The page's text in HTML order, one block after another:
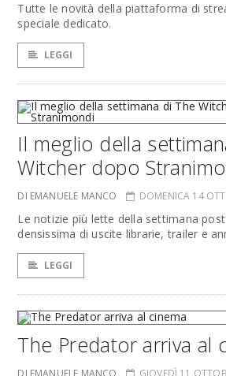
Tutte le novità della piattaforma di
speciale dedicato.
LEGGI
Il meglio della
Witcher dopo
DI EMANUELE MANCO DOMENICA 14
Le notizie più lette della settimana
densissima di uscite librarie, trailer e
LEGGI
The Predator arriva al
DI EMANUELE MANCO GIOVEDÌ 11